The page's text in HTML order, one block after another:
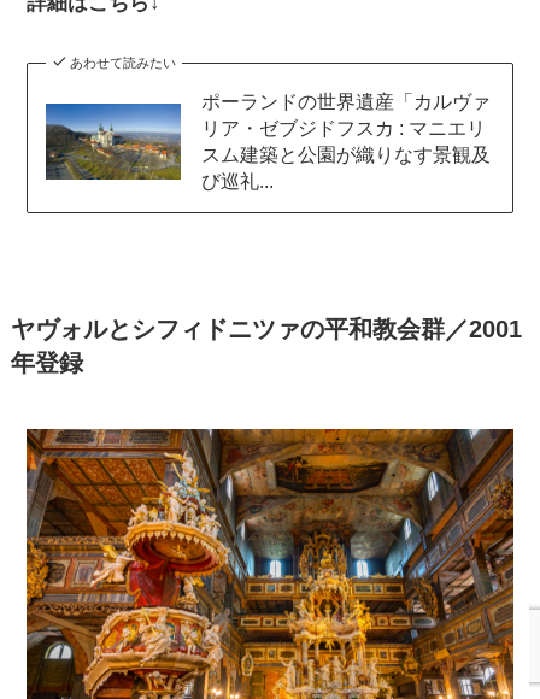
あわせて読みたい
ポーランドの世界遺産「カルヴァ
リア・ゼブジドフスカ : マニエリ
スム建築と公園が織りなす景観及
び巡礼...
ヤヴォルとシフィドニツァの平和教会群／2001
年登録